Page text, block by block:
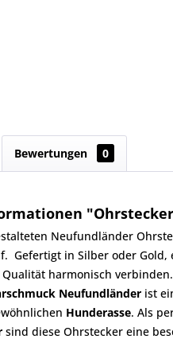
Bewertungen 0
Neufundländer
Gefertigt in Silber oder Gold,
harmonisch verbinden.
Neufundländer ist
Hunderasse. Als
sind diese Ohrstecker eine